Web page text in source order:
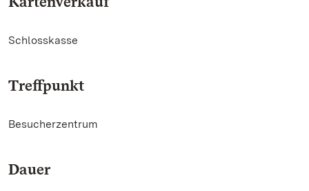
Schlosskasse
Treffpunkt
Besucherzentrum
Dauer